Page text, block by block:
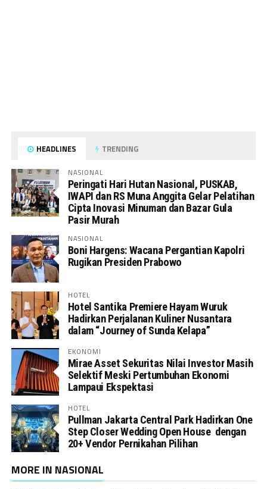
HEADLINES TRENDING
NASIONAL
Peringati Hari Hutan Nasional, PUSKAB,
IWAPI dan RS Muna Anggita Gelar Pelatihan
Cipta Inovasi Minuman dan Bazar Gula
Pasir Murah
NASIONAL
Boni Hargens: Wacana Pergantian Kapolri
Rugikan Presiden Prabowo
HOTEL
Hotel Santika Premiere Hayam Wuruk
Hadirkan Perjalanan Kuliner Nusantara
dalam “Journey of Sunda Kelapa”
EKONOMI
Mirae Asset Sekuritas Nilai Investor Masih
Selektif Meski Pertumbuhan Ekonomi
Lampaui Ekspektasi
HOTEL
Pullman Jakarta Central Park Hadirkan One
Step Closer Wedding Open House dengan
20+ Vendor Pernikahan Pilihan
MORE IN NASIONAL